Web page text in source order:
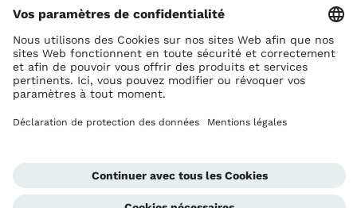
Ottobock est titulaire du droit d’auteur
Paramètres de protection des données
Déclaration de confidentialité
Global Website
Cellule d'alerte